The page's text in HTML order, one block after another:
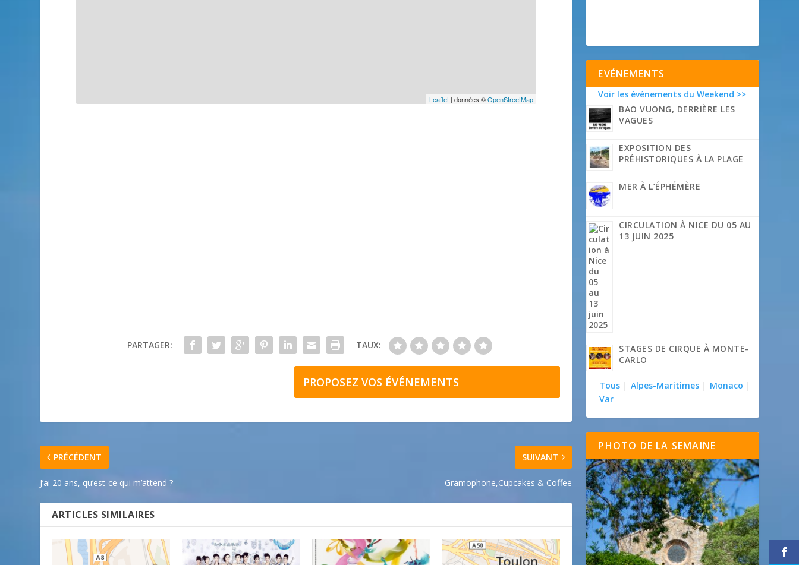
Leaflet | données ©OpenStreetMap
PARTAGER: TAUX:
PROPOSEZ VOS ÉVÉNEMENTS
PRÉCÉDENT
J’ai 20 ans, qu’est-ce qui m’attend ?
SUIVANT
Gramophone,Cupcakes & Coffee
ARTICLES SIMILAIRES
EVÉNEMENTS
Voir les événements du Weekend >>
BAO VUONG, DERRIÈRE LES
VAGUES
EXPOSITION DES
PRÉHISTORIQUES À LA PLAGE
MER À L’ÉPHÉMÈRE
CIRCULATION À NICE DU 05 AU
13 JUIN 2025
STAGES DE CIRQUE À MONTE-
CARLO
Tous | Alpes-Maritimes | Monaco |
Var
PHOTO DE LA SEMAINE